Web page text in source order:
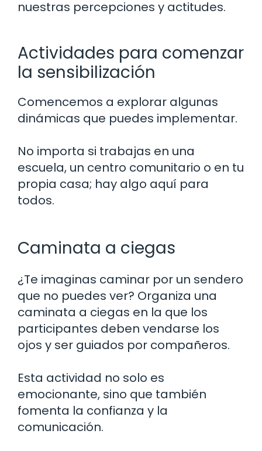
nuestras percepciones y actitudes.
Actividades para comenzar
la sensibilización
Comencemos a explorar algunas
dinámicas que puedes implementar.
No importa si trabajas en una
escuela, un centro comunitario o en tu
propia casa; hay algo aquí para
todos.
Caminata a ciegas
¿Te imaginas caminar por un sendero
que no puedes ver? Organiza una
caminata a ciegas en la que los
participantes deben vendarse los
ojos y ser guiados por compañeros.
Esta actividad no solo es
emocionante, sino que también
fomenta la confianza y la
comunicación.